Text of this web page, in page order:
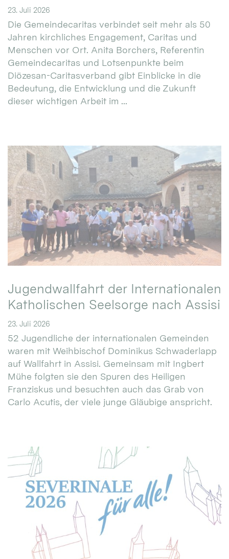
23. Juli 2026
Die Gemeindecaritas verbindet seit mehr als 50
Jahren kirchliches Engagement, Caritas und
Menschen vor Ort. Anita Borchers, Referentin
Gemeindecaritas und Lotsenpunkte beim
Diözesan-Caritasverband gibt Einblicke in die
Bedeutung, die Entwicklung und die Zukunft
dieser wichtigen Arbeit im ...
Jugendwallfahrt der Internationalen
Katholischen Seelsorge nach Assisi
23. Juli 2026
52 Jugendliche der internationalen Gemeinden
waren mit Weihbischof Dominikus Schwaderlapp
auf Wallfahrt in Assisi. Gemeinsam mit Ingbert
Mühe folgten sie den Spuren des Heiligen
Franziskus und besuchten auch das Grab von
Carlo Acutis, der viele junge Gläubige anspricht.